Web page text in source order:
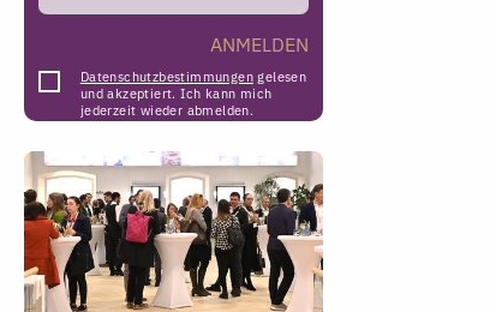
ANMELDEN
Datenschutzbestimmungen gelesen
und akzeptiert. Ich kann mich
jederzeit wieder abmelden.